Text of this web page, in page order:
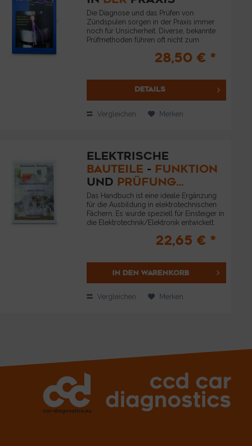
Die Diagnose und das Prüfen von
Zündspulen sorgen in der Praxis immer
noch für Unsicherheit. Diverse, bekannte
Prüfmethoden führen oft nicht zum
Fachmann in eine zeitaufwändige, sinnlose
28,50 € *
DETAILS
Vergleichen Merken
ELEKTRISCHE
BAUTEILE - FUNKTION
UND PRÜFUNG...
Das Handbuch ist eine ideale Ergänzung
für die Ausbildung in elektrotechnischen
Fächern. Es wurde speziell für Einsteiger in
die Elektrotechnik/Elektronik entwickelt.
Fotos, Format DIN A4)...22,65 € *
IN DEN WARENKORB
Vergleichen Merken